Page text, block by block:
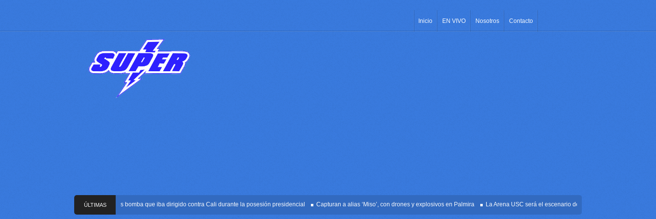
Inicio EN VIVO Nosotros Contacto
ÚLTIMAS
Frustran atentado con bus bomba que iba dirigido contra Cali durante la posesión presidencial Capturan a alias ‘Miso’, con drones y explosivos en Palmira La Arena USC será el escenario de la posesión presidencial de